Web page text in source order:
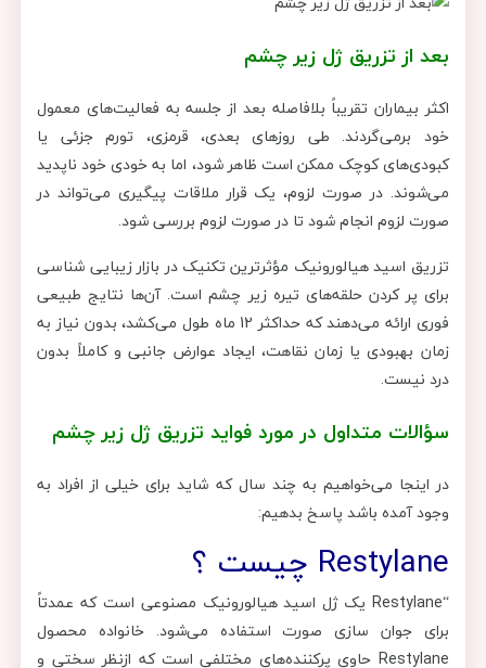
بعد از تزریق ژل زیر چشم
اکثر بیماران تقریباً بلافاصله بعد از جلسه به فعالیت‌های معمول
خود برمی‌گردند. طی روزهای بعدی، قرمزی، تورم جزئی یا
کبودی‌های کوچک ممکن است ظاهر شود، اما به خودی خود ناپدید
می‌شوند. در صورت لزوم، یک قرار ملاقات پیگیری می‌تواند در
صورت لزوم انجام شود تا در صورت لزوم بررسی شود.
تزریق اسید هیالورونیک مؤثرترین تکنیک در بازار زیبایی شناسی
برای پر کردن حلقه‌های تیره زیر چشم است. آن‌ها نتایج طبیعی
فوری ارائه می‌دهند که حداکثر 12 ماه طول می‌کشد، بدون نیاز به
زمان بهبودی یا زمان نقاهت، ایجاد عوارض جانبی و کاملاً بدون
درد نیست.
سؤالات متداول در مورد فواید تزریق ژل زیر چشم
در اینجا می‌خواهیم به چند سال که شاید برای خیلی از افراد به
وجود آمده باشد پاسخ بدهیم:
Restylane چیست ؟
“Restylane یک ژل اسید هیالورونیک مصنوعی است که عمدتاً
برای جوان سازی صورت استفاده می‌شود. خانواده محصول
Restylane حاوی پرکننده‌های مختلفی است که ازنظر سختی و